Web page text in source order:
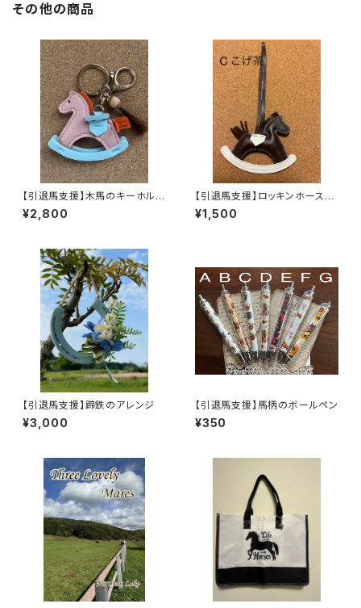
その他の商品
【引退馬支援】木馬のキーホルダ
ー(馬の毛のストラップ付)C
¥2,800
【引退馬支援】ロッキンホースの
バッグチャーム(フェイクレザー)
¥1,500
【引退馬支援】蹄鉄のアレンジ
¥3,000
【引退馬支援】馬柄のボールペン
¥350